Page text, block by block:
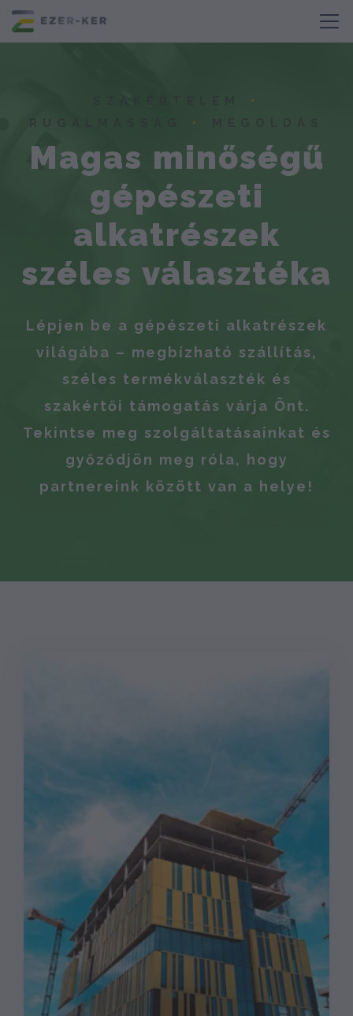
•
•
Magas minőségű
gépészeti
alkatrészek
széles választéka
Lépjen be a gépészeti alkatrészek
világába – megbízható szállítás,
széles termékválaszték és
szakértői támogatás várja Önt.
Tekintse meg szolgáltatásainkat és
győződjön meg róla, hogy
partnereink között van a helye!